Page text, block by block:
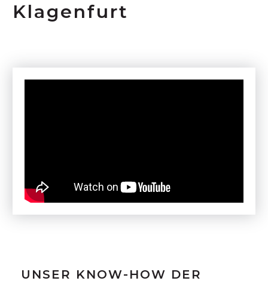
Klagenfurt
UNSER KNOW-HOW DER